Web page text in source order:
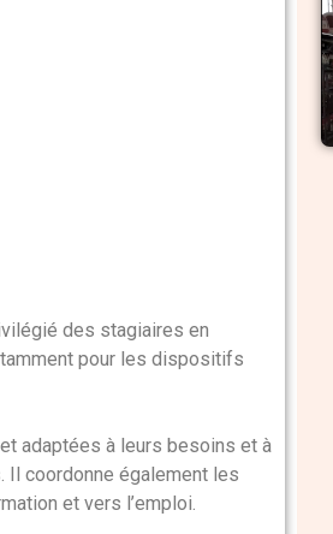
des stagiaires en
pour les dispositifs
adaptées à leurs besoins et à
Il coordonne également les
et vers l’emploi.